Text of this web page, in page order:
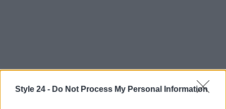
Style 24 - Do Not Process My Personal Information